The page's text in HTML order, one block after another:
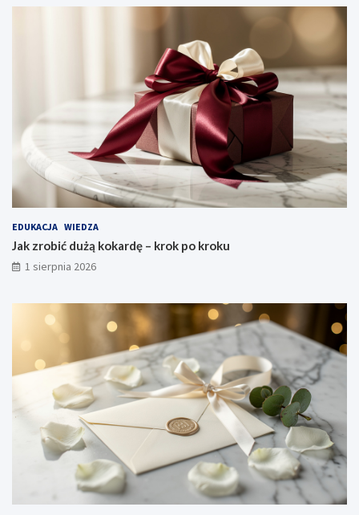
EDUKACJA WIEDZA
Jak zrobić dużą kokardę – krok po kroku
1 sierpnia 2026